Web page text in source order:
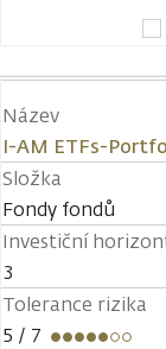
Název
I-AM ETFs-
Složka
Fondy fondů
Investiční
3
Tolerance rizika
5 / 7